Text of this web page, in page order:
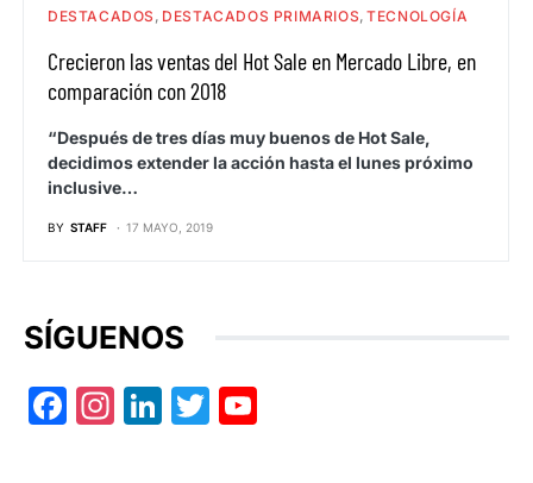
DESTACADOS DESTACADOS PRIMARIOS TECNOLOGÍA
Crecieron las ventas del Hot Sale en Mercado Libre, en
comparación con 2018
“Después de tres días muy buenos de Hot Sale,
decidimos extender la acción hasta el lunes próximo
inclusive…
BY STAFF 17 MAYO, 2019
SÍGUENOS
Facebook
Instagram
LinkedIn
Twitter